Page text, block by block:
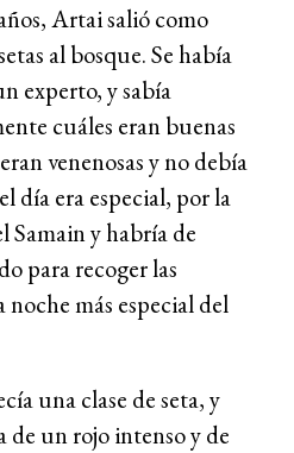
Artai salió como
al bosque. Se había
experto, y sabía
cuáles eran buenas
venenosas y no debía
día era especial, por la
Samain y habría de
para recoger las
noche más especial del
una clase de seta, y
de un rojo intenso y de